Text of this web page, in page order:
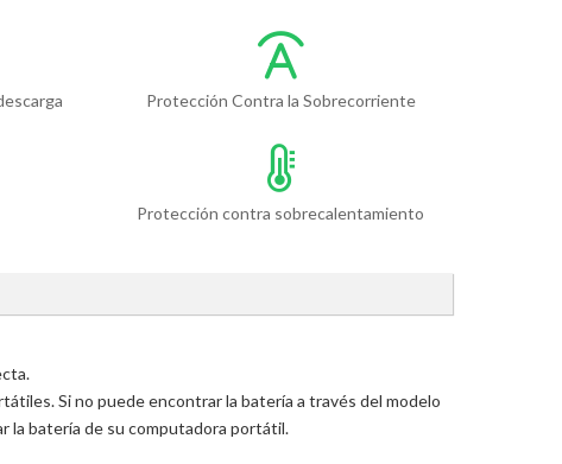
Protección Contra la Sobrecorriente
Protección contra sobrecalentamiento
Si no puede encontrar la batería a través del modelo
la batería de su computadora portátil.